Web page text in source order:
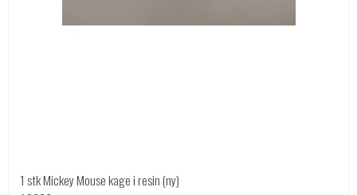
1 stk Mickey Mouse kage i resin (ny)